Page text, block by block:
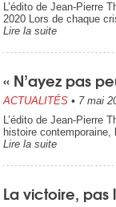
L’édito de Jean-Pierre
2020 Lors de chaque
Lire la suite
« N’ayez pas
ACTUALITÉS • 7 mai
L’édito de Jean-Pierre
histoire
Lire la suite
La victoire,